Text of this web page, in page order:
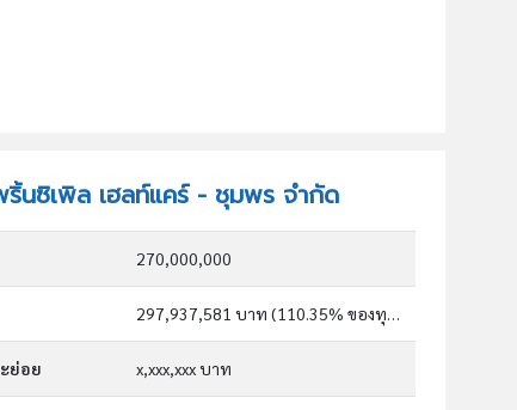
นซิเพิล เฮลท์แคร์ - ชุมพร จำกัด
270,000,000
297,937,581 บาท (110.35% ของทุน)
ย่อย x,xxx,xxx บาท